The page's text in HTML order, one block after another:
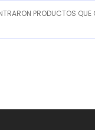
PRODUCTOS